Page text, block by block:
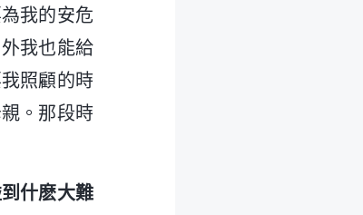
我的安危
我也能給
照顧的時
。那段時
什麽大難